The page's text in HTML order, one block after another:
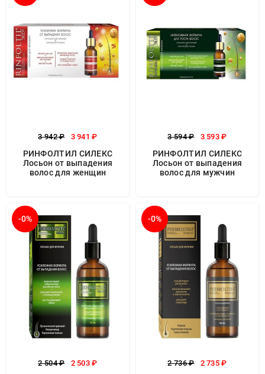
3 942 ₽ 3 941 ₽
РИНФОЛТИЛ СИЛЕКС
Лосьон от выпадения
волос для женщин
3 594 ₽ 3 593 ₽
РИНФОЛТИЛ СИЛЕКС
Лосьон от выпадения
волос для мужчин
-0%
2 504 ₽ 2 503 ₽
-0%
2 736 ₽ 2 735 ₽